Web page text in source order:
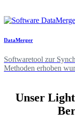
DataMerger
Softwaretool zur
Methoden erhoben
Unser